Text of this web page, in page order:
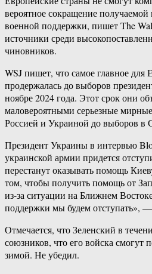
вероятное сокращение
военной поддержки, пишет The
источники среди
чиновников.
WSJ пишет, что самое главное
продержалась до выборов
ноябре 2024 года. Этот срок они
маловероятными серьезные
Россией и Украиной до выборов
Президент Украины в интервью
украинской армии придется
перестанут оказывать помощь
том, чтобы получить помощь от
из-за ситуации на Ближнем
поддержки мы будем отступать»,
Отмечается, что Зеленский в
союзников, что его войска смогут
зимой. Не убедил.